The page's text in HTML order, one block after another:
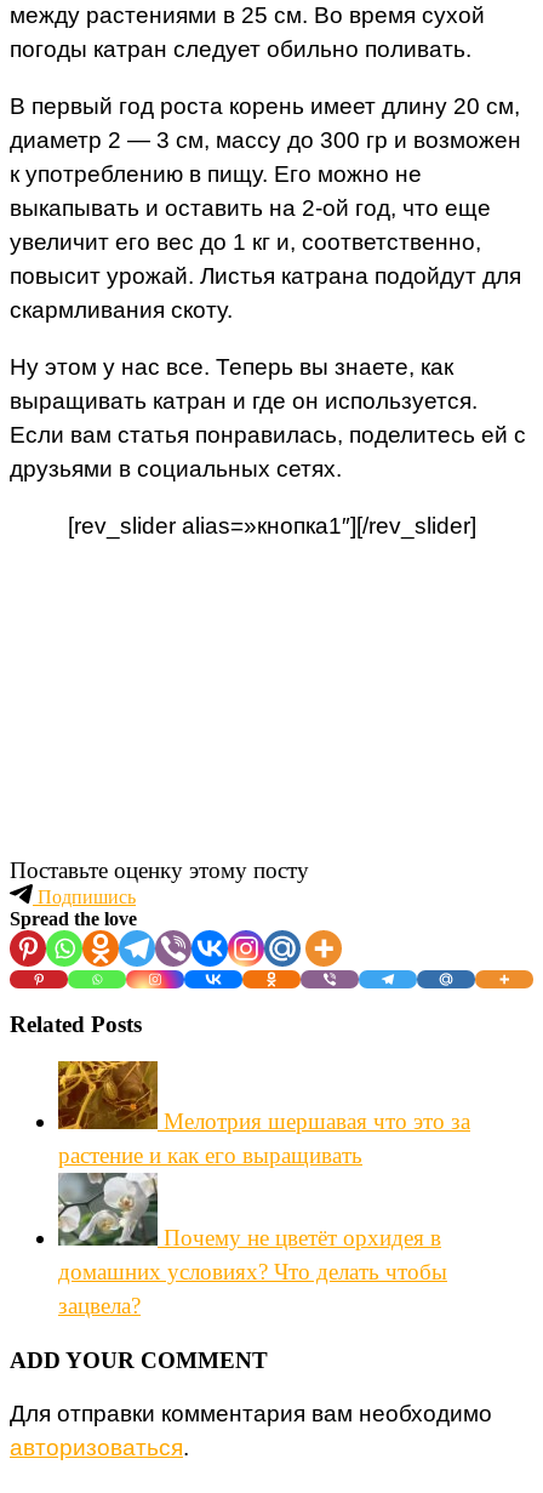
между растениями в 25 см. Во время сухой
погоды катран следует обильно поливать.
В первый год роста корень имеет длину 20 см,
диаметр 2 — 3 см, массу до 300 гр и возможен
к употреблению в пищу. Его можно не
выкапывать и оставить на 2-ой год, что еще
увеличит его вес до 1 кг и, соответственно,
повысит урожай. Листья катрана подойдут для
скармливания скоту.
Ну этом у нас все. Теперь вы знаете, как
выращивать катран и где он используется.
Если вам статья понравилась, поделитесь ей с
друзьями в социальных сетях.
[rev_slider alias=»кнопка1″][/rev_slider]
Поставьте оценку этому посту
Подпишись
Spread the love
Related Posts
Мелотрия шершавая что это за
растение и как его выращивать
Почему не цветёт орхидея в
домашних условиях? Что делать чтобы
зацвела?
ADD YOUR COMMENT
Для отправки комментария вам необходимо
авторизоваться.